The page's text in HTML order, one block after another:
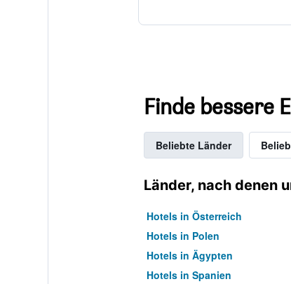
Finde bessere
Beliebte Länder
Länder, nach denen
Hotels in Österreich
Hotels in Polen
Hotels in Ägypten
Hotels in Spanien